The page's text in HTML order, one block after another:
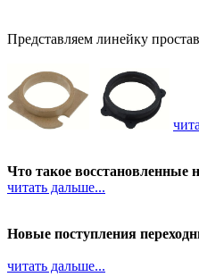
Представляем линейку
Что такое
читать дальше...
Новые поступления
читать дальше...